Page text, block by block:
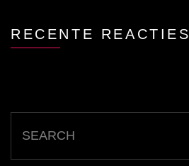
RECENTE REACTIES
for: